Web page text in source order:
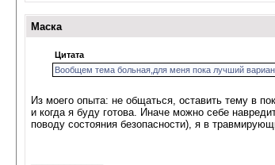
Маска
Цитата
Вообщем тема больная,для меня пока лучший
Из моего опыта: не общаться, оставить тему в
и когда я буду готова. Иначе можно себе
поводу состояния безопасности), я в